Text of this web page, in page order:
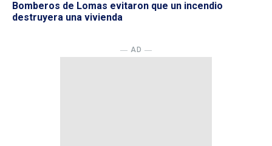
Bomberos de Lomas evitaron que un incendio
destruyera una vivienda
― AD ―